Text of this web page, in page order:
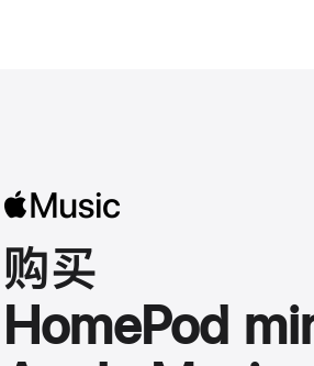
购买
HomePod